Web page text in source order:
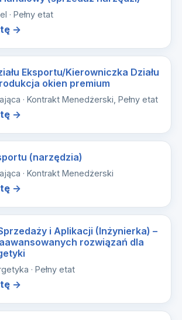
· Pełny etat
→
Eksportu/Kierowniczka Działu
okien premium
· Kontrakt Menedżerski, Pełny etat
→
(narzędzia)
· Kontrakt Menedżerski
→
i Aplikacji (Inżynierka) –
rozwiązań dla
· Pełny etat
→